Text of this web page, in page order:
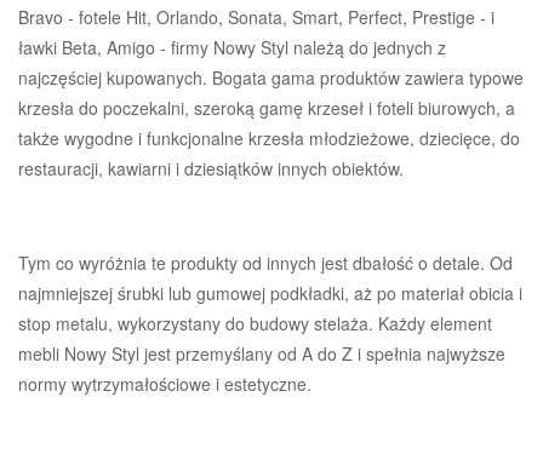
Bravo - fotele Hit, Orlando, Sonata, Smart, Perfect, Prestige - i
ławki Beta, Amigo - firmy Nowy Styl należą do jednych z
najczęściej kupowanych. Bogata gama produktów zawiera typowe
krzesła do poczekalni, szeroką gamę krzeseł i foteli biurowych, a
także wygodne i funkcjonalne krzesła młodzieżowe, dziecięce, do
restauracji, kawiarni i dziesiątków innych obiektów.
Tym co wyróżnia te produkty od innych jest dbałość o detale. Od
najmniejszej śrubki lub gumowej podkładki, aż po materiał obicia i
stop metalu, wykorzystany do budowy stelaża. Każdy element
mebli Nowy Styl jest przemyślany od A do Z i spełnia najwyższe
normy wytrzymałościowe i estetyczne.